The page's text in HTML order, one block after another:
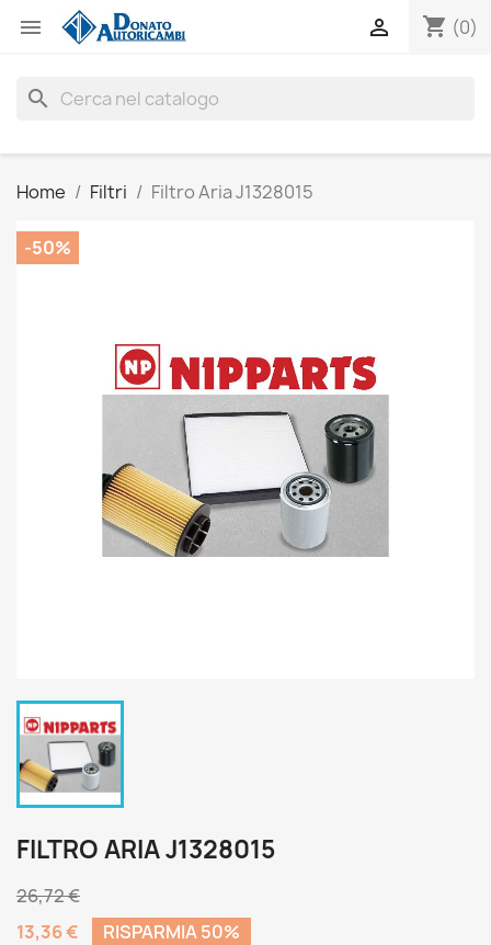
 shopping_cart (0)

search
Home Filtri Filtro Aria J1328015
-50%
FILTRO ARIA J1328015
26,72 €
13,36 €
RISPARMIA 50%